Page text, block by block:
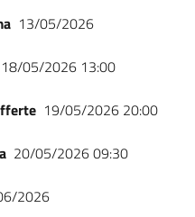
13/05/2026
18/05/2026 13:00
19/05/2026 20:00
20/05/2026 09:30
2026